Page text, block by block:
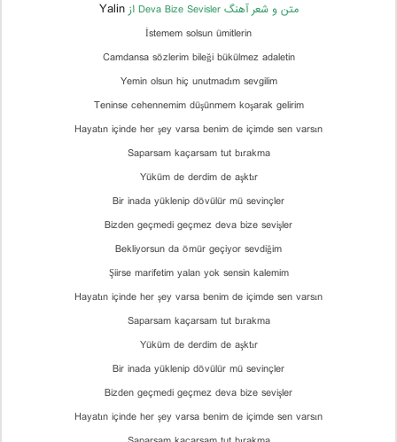
متن و شعر آهنگ Deva Bize Sevisler از Yalin
İstemem solsun ümitlerin
Camdansa sözlerim bileği bükülmez adaletin
Yemin olsun hiç unutmadım sevgilim
Teninse cehennemim düşünmem koşarak gelirim
Hayatın içinde her şey varsa benim de içimde sen varsın
Saparsam kaçarsam tut bırakma
Yüküm de derdim de aşktır
Bir inada yüklenip dövülür mü sevinçler
Bizden geçmedi geçmez deva bize sevişler
Bekliyorsun da ömür geçiyor sevdiğim
Şiirse marifetim yalan yok sensin kalemim
Hayatın içinde her şey varsa benim de içimde sen varsın
Saparsam kaçarsam tut bırakma
Yüküm de derdim de aşktır
Bir inada yüklenip dövülür mü sevinçler
Bizden geçmedi geçmez deva bize sevişler
Hayatın içinde her şey varsa benim de içimde sen varsın